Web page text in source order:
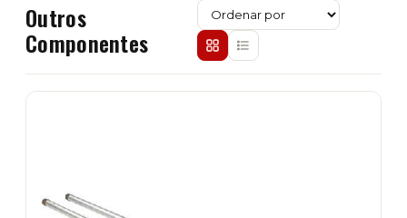
Outros
Componentes